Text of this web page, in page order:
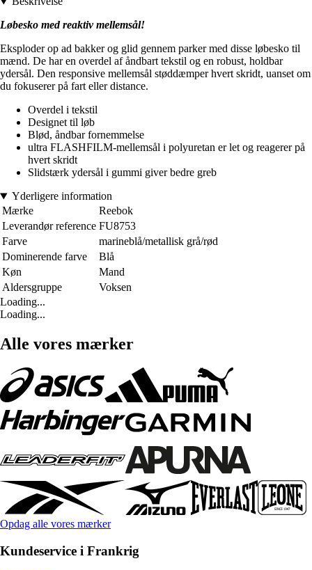
Løbesko med reaktiv mellemsål!
Eksploder op ad bakker og glid gennem parker med disse løbesko til
mænd. De har en overdel af åndbart tekstil og en robust, holdbar
ydersål. Den responsive mellemsål støddæmper hvert skridt, uanset om
du fokuserer på fart eller distance.
Overdel i tekstil
Designet til løb
Blød, åndbar fornemmelse
ultra FLASHFILM-mellemsål i polyuretan er let og reagerer på
hvert skridt
Slidstærk ydersål i gummi giver bedre greb
Yderligere information
Mærke
Reebok
Leverandør reference FU8753
Farve
marineblå/metallisk grå/rød
Dominerende farve
Blå
Køn
Mand
Aldersgruppe
Voksen
Loading...
Loading...
Alle vores mærker
Opdag alle vores mærker
Kundeservice i Frankrig